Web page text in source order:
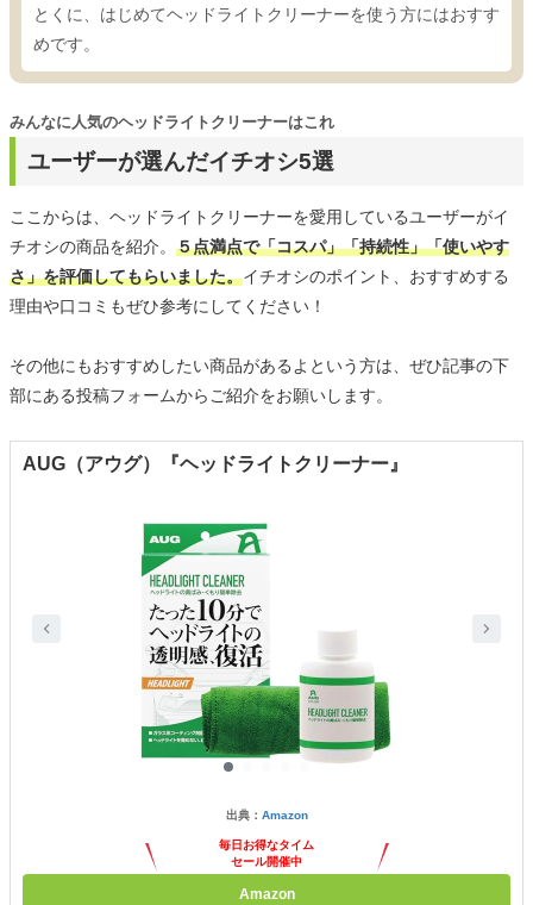
とくに、はじめてヘッドライトクリーナーを使う方にはおすす
めです。
ユーザーが選んだイチオシ5選
みんなに人気のヘッドライトクリーナーはこれ
ここからは、ヘッドライトクリーナーを愛用しているユーザーがイ
チオシの商品を紹介。 ５点満点で「コスパ」「持続性」「使いやす
さ」を評価してもらいました。イチオシのポイント、おすすめする
理由や口コミもぜひ参考にしてください！
その他にもおすすめしたい商品があるよという方は、ぜひ記事の下
部にある投稿フォームからご紹介をお願いします。
AUG（アウグ）『ヘッドライトクリーナー』
出典： Amazon
毎日お得なタイム
セール開催中
Amazon